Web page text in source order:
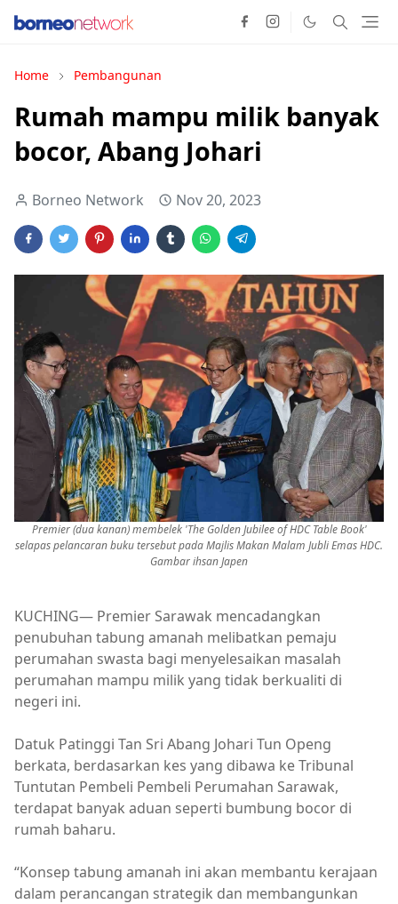
Home Pembangunan
Rumah mampu milik banyak
bocor, Abang Johari
Borneo Network Nov 20, 2023
Premier (dua kanan) membelek 'The Golden Jubilee of HDC Table Book'
selapas pelancaran buku tersebut pada Majlis Makan Malam Jubli Emas HDC.
Gambar ihsan Japen
KUCHING— Premier Sarawak mencadangkan
penubuhan tabung amanah melibatkan pemaju
perumahan swasta bagi menyelesaikan masalah
perumahan mampu milik yang tidak berkualiti di
negeri ini.
Datuk Patinggi Tan Sri Abang Johari Tun Openg
berkata, berdasarkan kes yang dibawa ke Tribunal
Tuntutan Pembeli Pembeli Perumahan Sarawak,
terdapat banyak aduan seperti bumbung bocor di
rumah baharu.
“Konsep tabung amanah ini akan membantu kerajaan
dalam perancangan strategik dan membangunkan